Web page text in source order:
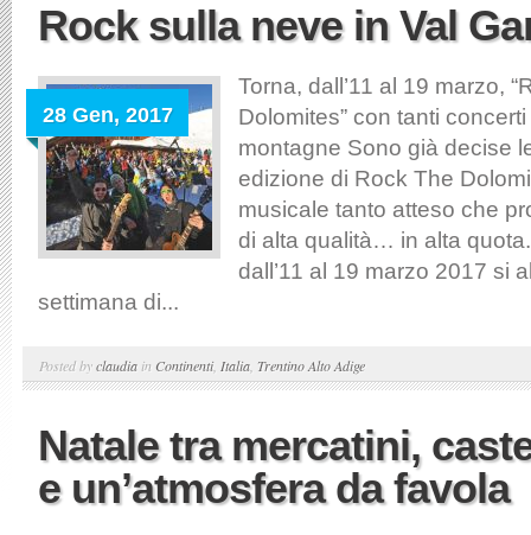
Rock sulla neve in Val
28 Gen, 2017
Torna, dall’11 al 19 marzo,
Dolomites” con tanti
montagne Sono già decise
edizione di Rock The
musicale tanto atteso che
di alta qualità… in alta
dall’11 al 19 marzo 2017 si
settimana di...
Posted byclaudia in Continenti, Italia Trentino Alto Adige
Natale tra mercatini,
e un’atmosfera da favola